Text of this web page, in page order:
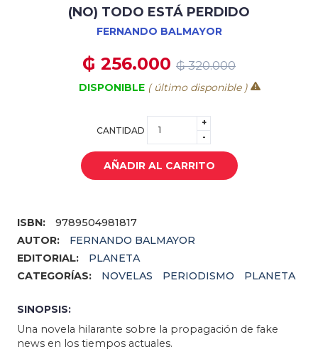
(NO) TODO ESTÁ PERDIDO
FERNANDO BALMAYOR
₲ 256.000 ₲ 320.000
DISPONIBLE ( último disponible )
CANTIDAD
+
-
AÑADIR AL CARRITO
ISBN:
9789504981817
AUTOR:
FERNANDO BALMAYOR
EDITORIAL:
PLANETA
CATEGORÍAS:
NOVELAS PERIODISMO PLANETA
SINOPSIS:
Una novela hilarante sobre la propagación de fake
news en los tiempos actuales.